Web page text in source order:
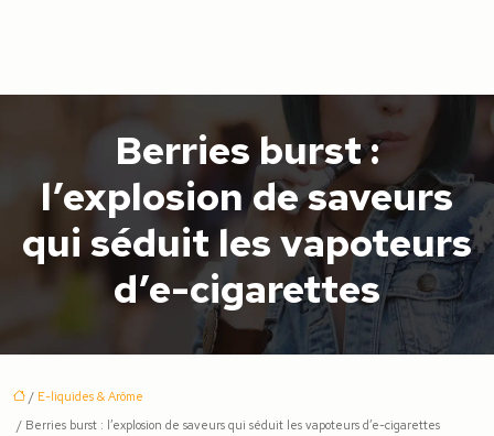
Berries burst :
l’explosion de saveurs
qui séduit les vapoteurs
d’e-cigarettes
/ E-liquides & Arôme
/ Berries burst : l’explosion de saveurs qui séduit les vapoteurs d’e-cigarettes